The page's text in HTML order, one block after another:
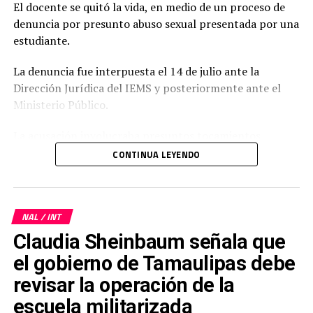
El docente se quitó la vida, en medio de un proceso de
denuncia por presunto abuso sexual presentada por una
estudiante.
La denuncia fue interpuesta el 14 de julio ante la
Dirección Jurídica del IEMS y posteriormente ante el
Ministerio Público.
indebidos en varias ocasiones durante actividades
escolares, lo que habría provocado una crisis de
ansiedad en la joven.
Horas antes de su muerte, Jasso Cruz difundió un video
de aproximadamente tres minutos y medio en redes
sociales, en el que rechazó categóricamente las
acusaciones, afirmó su inocencia y describió el proceso
como un desgaste emocional, profesional y económico
significativo.
CONTINUA LEYENDO
NAL / INT
Claudia Sheinbaum señala que
el gobierno de Tamaulipas debe
revisar la operación de la
escuela militarizada